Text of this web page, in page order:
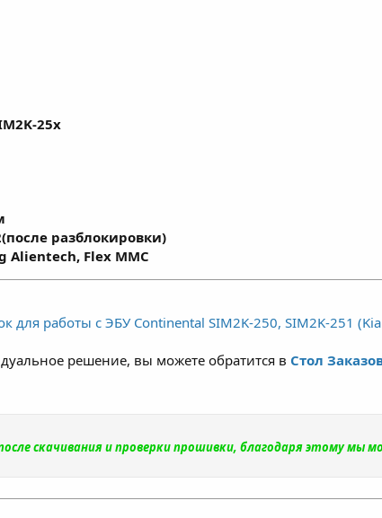
25x
разблокировки)
Alientech, Flex MMC
для работы с ЭБУ Continental SIM2K-250, SIM2K-251
решение, вы можете обратится в Стол
скачивания и проверки прошивки, благодаря этому